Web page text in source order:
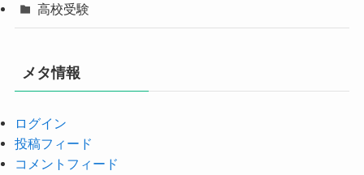
高校受験
メタ情報
ログイン
投稿フィード
コメントフィード